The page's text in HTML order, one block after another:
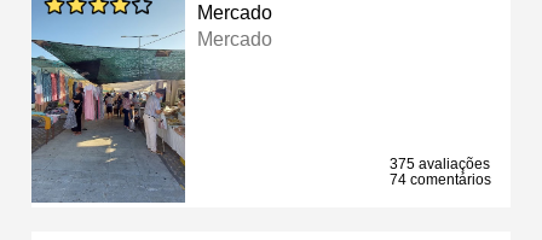
Mercado
Mercado
375 avaliações
74 comentários